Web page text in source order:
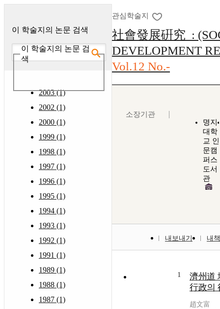
이 학술지의 논문 검색
이 학술지의 논문 검
색
2003 (1)
2002 (1)
2000 (1)
1999 (1)
1998 (1)
1997 (1)
1996 (1)
1995 (1)
1994 (1)
1993 (1)
1992 (1)
1991 (1)
1989 (1)
1988 (1)
1987 (1)
관심학술지
社會發展硏究 :
DEVELOPMENT
Vol.12 No.-
소장기관
명지
대학
교 인
문캠
퍼스
도서
관
내보내기 내
1
濟州道
行政의
趙文富